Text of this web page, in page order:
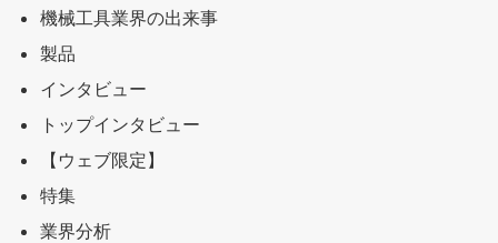
機械工具業界の出来事
製品
インタビュー
トップインタビュー
【ウェブ限定】
特集
業界分析